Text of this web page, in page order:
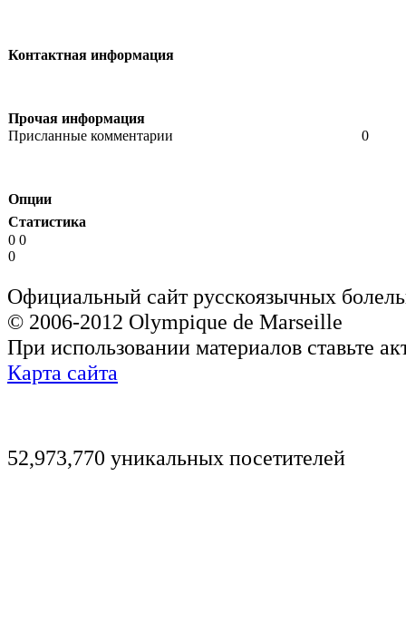
Контактная информация
Прочая информация
Присланные комментарии
0
Опции
Статистика
0 0
0
Официальный сайт русскоязычных
© 2006-2012 Olympique de Marseille
При использовании материалов ставьте
Карта сайта
52,973,770 уникальных посетителей